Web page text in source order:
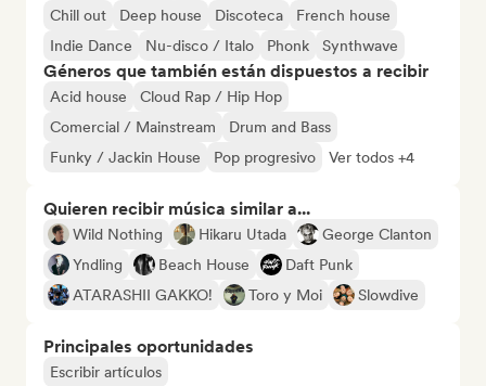
Chill out Deep house Discoteca
French house
Indie Dance
Nu-disco / Italo Phonk Synthwave
Géneros que también están dispuestos a recibir
Acid house
Cloud Rap / Hip Hop
Comercial / Mainstream
Drum and Bass
Funky / Jackin House
Pop progresivo Ver todos +4
Quieren recibir música similar a...
Wild Nothing Hikaru Utada
George Clanton
Yndling
Beach House
Daft Punk
ATARASHII GAKKO!
Toro y Moi Slowdive
Principales oportunidades
Escribir artículos